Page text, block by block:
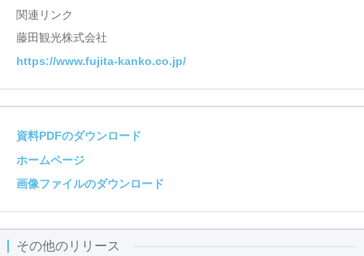
関連リンク
藤田観光株式会社
https://www.fujita-kanko.co.jp/
資料PDFのダウンロード
ホームページ
画像ファイルのダウンロード
その他のリリース